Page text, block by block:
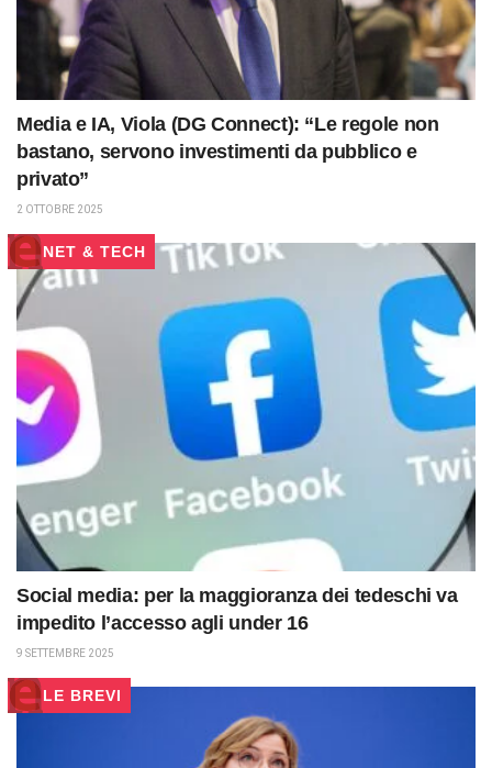
Media e IA, Viola (DG Connect): “Le regole non
bastano, servono investimenti da pubblico e
privato”
2 OTTOBRE 2025
NET & TECH
Social media: per la maggioranza dei tedeschi va
impedito l’accesso agli under 16
9 SETTEMBRE 2025
LE BREVI